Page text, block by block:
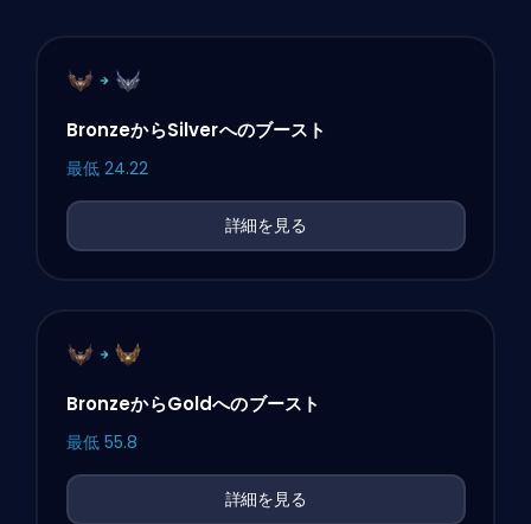
BronzeからSilverへのブースト
最低 24.22
詳細を見る
BronzeからGoldへのブースト
最低 55.8
詳細を見る